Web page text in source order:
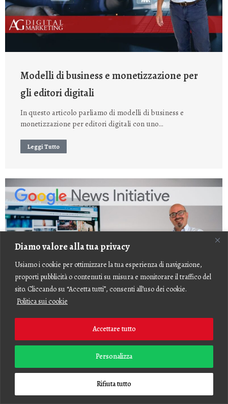
Diamo valore alla tua privacy
Usiamo i cookie per ottimizzare la tua esperienza di navigazione,
proporti pubblicità o contenuti su misura e monitorare il traffico del
sito. Cliccando su “Accetta tutti”, consenti all’uso dei cookie.
Politica sui cookie
Personalizza
Rifiuta tutto
Accettare tutto
Modelli di business e monetizzazione per
gli editori digitali
In questo articolo parliamo di modelli di business e
monetizzazione per editori digitali con uno…
Leggi Tutto
Guida alla Creazione di Contenuti Visivi per
Google News e Discover
Quando si parla di SEO per Google News e Google